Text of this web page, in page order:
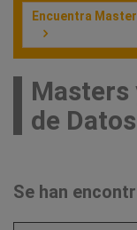
Encuentra
Masters
de Datos
Se han